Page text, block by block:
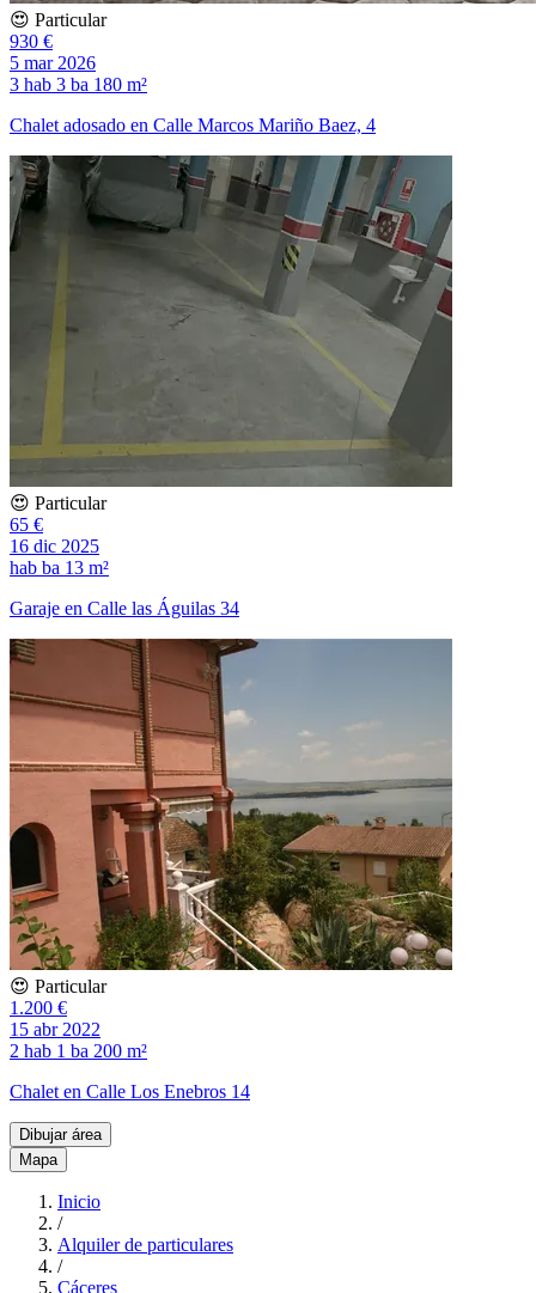
😍 Particular
930 €
5 mar 2026
3 hab 3 ba 180 m²
Chalet adosado en Calle Marcos Mariño Baez, 4
😍 Particular
65 €
16 dic 2025
hab ba 13 m²
Garaje en Calle las Águilas 34
😍 Particular
1.200 €
15 abr 2022
2 hab 1 ba 200 m²
Chalet en Calle Los Enebros 14
Dibujar área
Mapa
Inicio
/
Alquiler de particulares
/
Cáceres